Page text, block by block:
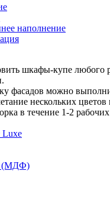
наполнение
шкафы-купе любого
фасадов можно
нескольких цветов
в течение 1-2
Luxe
(МДФ)